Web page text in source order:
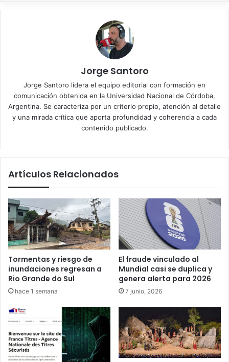
Jorge Santoro
Jorge Santoro lidera el equipo editorial con formación en
comunicación obtenida en la Universidad Nacional de Córdoba,
Argentina. Se caracteriza por un criterio propio, atención al detalle
y una mirada crítica que aporta profundidad y coherencia a cada
contenido publicado.
Artículos Relacionados
Tormentas y riesgo de
inundaciones regresan a
Rio Grande do Sul
hace 1 semana
El fraude vinculado al
Mundial casi se duplica y
genera alerta para 2026
7 junio, 2026